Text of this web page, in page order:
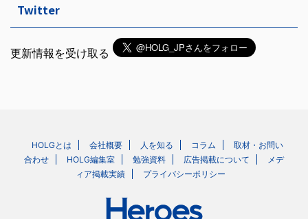
Twitter
更新情報を受け取る
HOLGとは 会社概要 人を知る コラム
取材・お問い
合わせ
HOLG編集室 勉強資料 広告掲載について
メデ
ィア掲載実績
プライバシーポリシー